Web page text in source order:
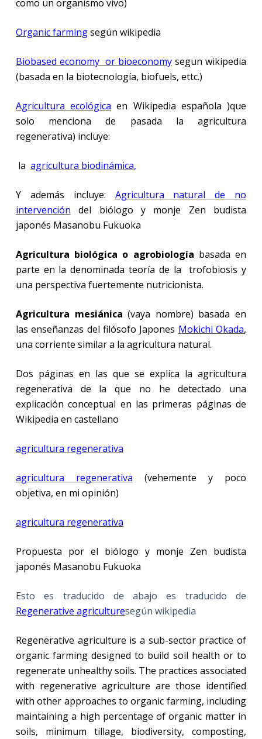
como un organismo vivo)
Organic farmingsegún wikipedia
Biobased economy or bioeconomy segun wikipedia
(basada en la biotecnología, biofuels, ettc.)
Agricultura ecológica en Wikipedia española )que
solo menciona de pasada la agricultura
regenerativa) incluye:
la agricultura biodinámica,
Y además incluye: Agricultura natural de no
intervención del biólogo y monje Zen budista
japonés Masanobu Fukuoka
Agricultura biológica o agrobiología basada en
parte en la denominada teoría de la trofobiosis y
una perspectiva fuertemente nutricionista.
Agricultura mesiánica (vaya nombre) basada en
las enseñanzas del filósofo Japones Mokichi Okada,
una corriente similar a la agricultura natural.
Dos páginas en las que se explica la agricultura
regenerativa de la que no he detectado una
explicación conceptual en las primeras páginas de
Wikipedia en castellano
agricultura regenerativa
agricultura regenerativa (vehemente y poco
objetiva, en mi opinión)
agricultura regenerativa
Propuesta por el biólogo y monje Zen budista
japonés Masanobu Fukuoka
Esto es traducido de abajo es traducido de
Regenerative agriculturesegún wikipedia
Regenerative agriculture is a sub-sector practice of
organic farming designed to build soil health or to
regenerate unhealthy soils. The practices associated
with regenerative agriculture are those identified
with other approaches to organic farming, including
maintaining a high percentage of organic matter in
soils, minimum tillage, biodiversity, composting,